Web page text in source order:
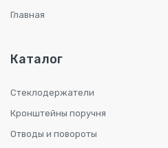
Главная
Каталог
Стеклодержатели
Кронштейны поручня
Отводы и повороты